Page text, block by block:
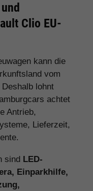
Clio EU-
kann die
vom
lohnt
achtet
Antrieb,
Lieferzeit,
sind LED-
Einparkhilfe,